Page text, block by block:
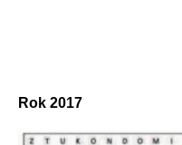
Rok 2017